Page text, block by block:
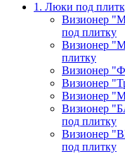
1. Люки под
Визионер
под плитку
Визионер
плитку
Визионер
Визионер
Визионер
Визионер
под плитку
Визионер
под плитку